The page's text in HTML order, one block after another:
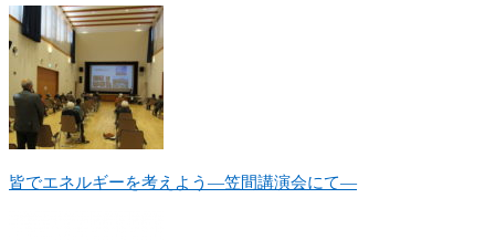
皆でエネルギーを考えよう―笠間講演会にて―